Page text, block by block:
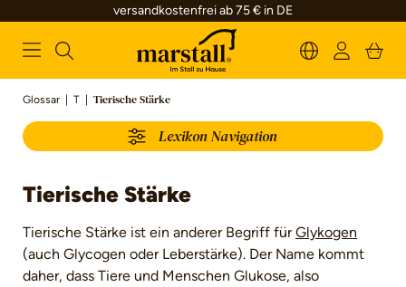
springen
versandkostenfrei ab 75 € in DE
Glossar | T | Tierische Stärke
Lexikon Navigation
Tierische Stärke
Tierische Stärke ist ein anderer Begriff fürGlykogen
(auch Glycogen oder Leberstärke). Der Name kommt
daher, dass Tiere und Menschen Glukose, also